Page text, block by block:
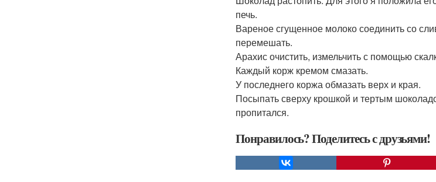
печь.
Вареное сгущенное молоко соединить со
перемешать.
Арахис очистить, измельчить с помощью
Каждый корж кремом смазать.
У последнего коржа обмазать верх и края.
Посыпать сверху крошкой и тертым
пропитался.
Понравилось? Поделитесь с друзьями!